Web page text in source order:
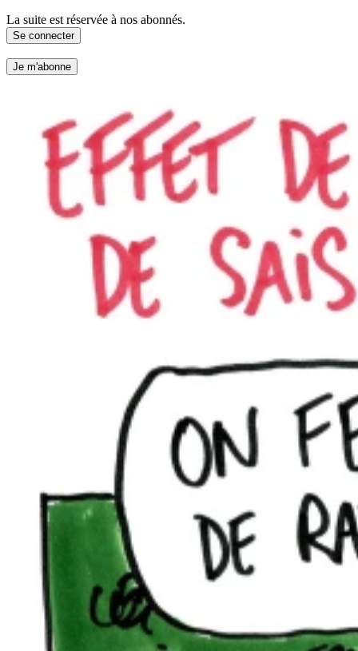
La suite est réservée à nos abonnés.
Se connecter
Je m'abonne